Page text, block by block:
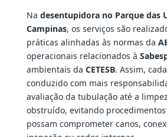
Na desentupidora no Parque das
Campinas, os serviços são
práticas alinhadas às normas da
operacionais relacionados à
ambientais da CETESB. Assim,
conduzido com mais
avaliação da tubulação até a
obstruído, evitando
possam comprometer canos,